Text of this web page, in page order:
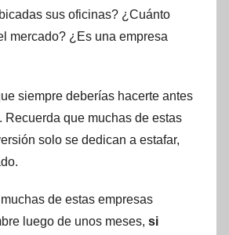
sus oficinas? ¿Cuánto
mercado? ¿Es una empresa
siempre deberías hacerte antes
Recuerda que muchas de estas
solo se dedican a estafar,
muchas de estas empresas
luego de unos meses, si